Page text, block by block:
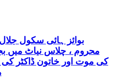
بوائز ہائی سکول
محروم ، چلاس نیاٹ میں
کی موت اور خاتون ڈاکٹر کی